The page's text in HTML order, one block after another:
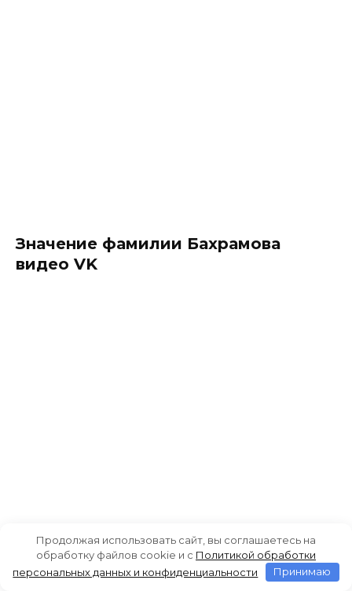
Значение фамилии Бахрамова
видео VK
Продолжая использовать сайт, вы соглашаетесь на
обработку файлов cookie и c Политикой обработки
персональных данных и конфиденциальности
Принимаю